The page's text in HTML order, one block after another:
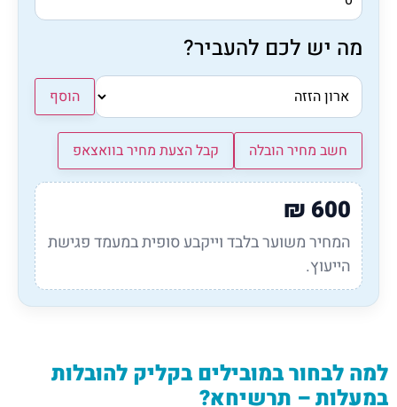
מה יש לכם להעביר?
הוסף
חשב מחיר הובלה קבל הצעת מחיר בוואצאפ
600
₪
המחיר משוער בלבד וייקבע סופית במעמד פגישת
הייעוץ.
למה לבחור במובילים בקליק להובלות
במעלות – תרשיחא?